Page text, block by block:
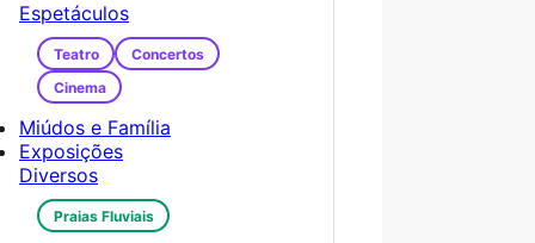
Espetáculos
Teatro
Concertos
Cinema
Miúdos e Família
Exposições
Diversos
Praias Fluviais